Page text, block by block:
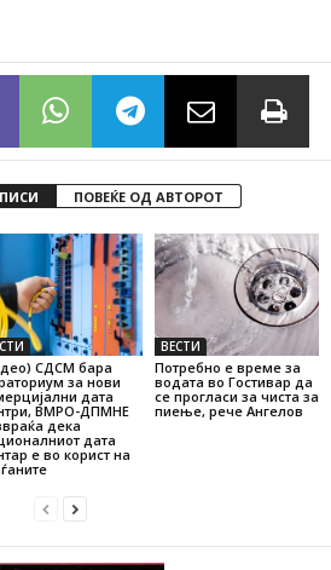
ПОВЕЌЕ ОД АВТОРОТ
СДСМ бара
за нови
дата
ВМРО-ДПМНЕ
дека
дата
е во корист на
ВЕСТИ
Потребно е време за
водата во Гостивар да
се прогласи за чиста за
пиење, рече Ангелов